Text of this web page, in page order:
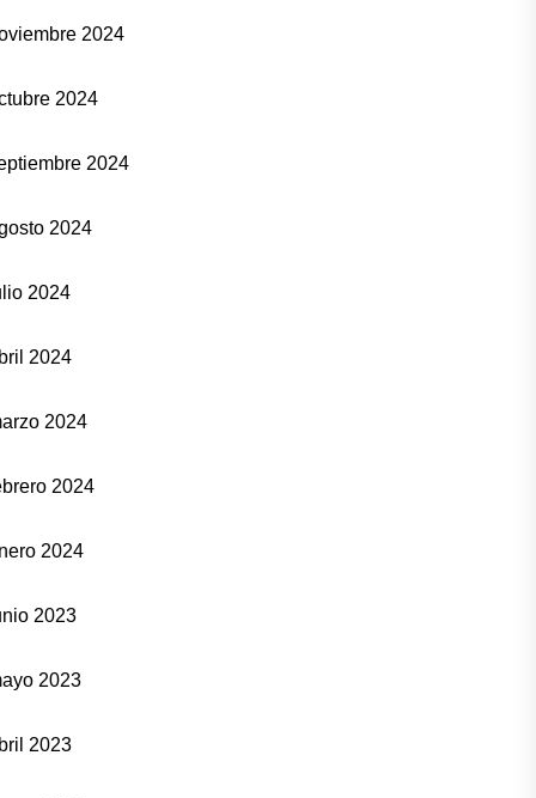
2024
2024
2024
2024
2024
2024
2024
2024
2024
2023
2023
2023